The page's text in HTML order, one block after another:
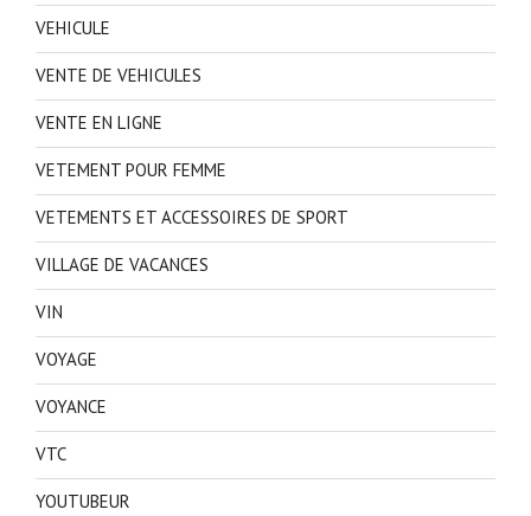
VEHICULE
VENTE DE VEHICULES
VENTE EN LIGNE
VETEMENT POUR FEMME
VETEMENTS ET ACCESSOIRES DE SPORT
VILLAGE DE VACANCES
VIN
VOYAGE
VOYANCE
VTC
YOUTUBEUR